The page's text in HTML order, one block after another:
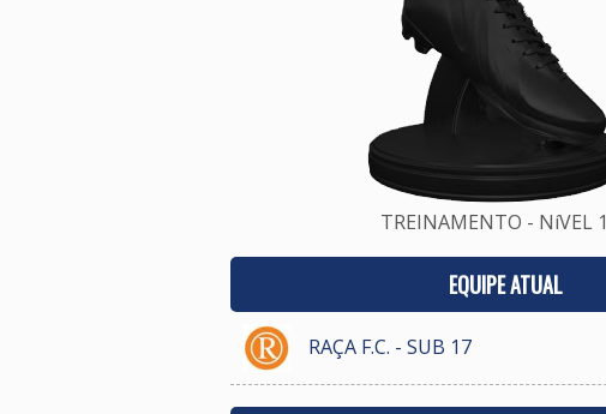
TREINAMENTO - NíVEL 1
EQUIPE ATUAL
RAÇA F.C. - SUB 17